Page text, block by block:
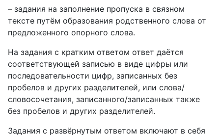
– задания на заполнение пропуска в связном
тексте путём образования родственного слова от
предложенного опорного слова.
На задания с кратким ответом ответ даётся
соответствующей записью в виде цифры или
последовательности цифр, записанных без
пробелов и других разделителей, или слова/
словосочетания, записанного/записанных также
без пробелов и других разделителей.
Задания с развёрнутым ответом включают в себя